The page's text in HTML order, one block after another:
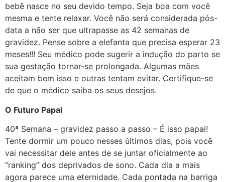
bebê nasce no seu devido tempo. Seja boa com você
mesma e tente relaxar. Você não será considerada pós-
data a não ser que ultrapasse as 42 semanas de
gravidez. Pense sobre a elefanta que precisa esperar 23
meses!!! Seu médico pode sugerir a indução do parto se
sua gestação tornar-se prolongada. Algumas mães
aceitam bem isso e outras tentam evitar. Certifique-se
de que o médico saiba os seus desejos.
O Futuro Papai
40ª Semana – gravidez passo a passo – É isso papai!
Tente dormir um pouco nesses últimos dias, pois você
vai necessitar dele antes de se juntar oficialmente ao
“ranking” dos deprivados de sono. Cada dia a mais
agora parece uma eternidade. Cada pontada na barriga